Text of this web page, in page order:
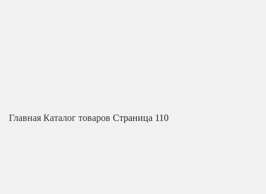
Главная Каталог товаров Страница 110